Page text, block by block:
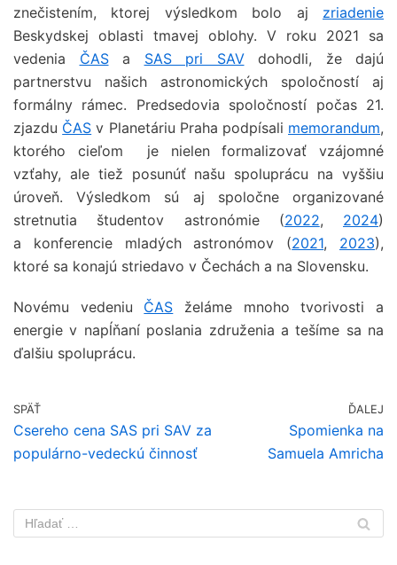
znečistením, ktorej výsledkom bolo aj zriadenie
Beskydskej oblasti tmavej oblohy. V roku 2021 sa
vedenia ČASa SAS pri SAVdohodli, že dajú
partnerstvu našich astronomických spoločností aj
formálny rámec. Predsedovia spoločností počas 21.
zjazdu ČAS v Planetáriu Praha podpísali memorandum,
ktorého cieľom je nielen formalizovať vzájomné
vzťahy, ale tiež posunúť našu spoluprácu na vyššiu
úroveň. Výsledkom sú aj spoločne organizované
stretnutia študentov astronómie (2022, 2024)
a konferencie mladých astronómov (2021, 2023),
ktoré sa konajú striedavo v Čechách a na Slovensku.
Novému vedeniu ČAS želáme mnoho tvorivosti a
energie v napĺňaní poslania združenia a tešíme sa na
ďalšiu spoluprácu.
SPÄŤ
Csereho cena SAS pri SAV za
populárno-vedeckú činnosť
ĎALEJ
Spomienka na
Samuela Amricha